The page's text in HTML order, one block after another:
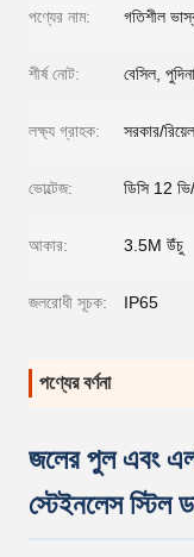
পণ্যের নাম: গতিশীল
শীর্ষ নোট: বেসিল,
লক্ষ্য গ্রাহক: সরকার/
ভোল্টেজ: ডিসি 12
আকার: 3.5M উঁচু
জলরোধী সূচক: IP65
পণ্যের বর্ণনা
জলের পুল এবং
স্টেইনলেস স্টিল